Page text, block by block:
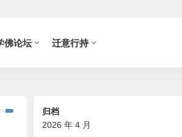
佛论坛 迁意行持
归档
2026 年 4 月